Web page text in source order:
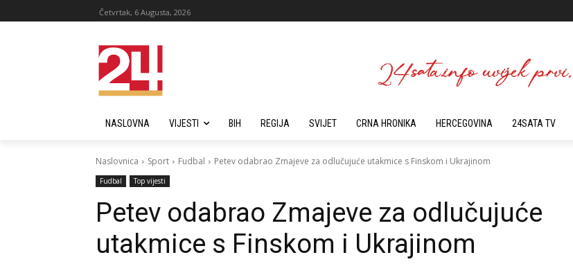
Četvrtak, 6 Augusta, 2026
NASLOVNA VIJESTI BIH REGIJA SVIJET CRNA HRONIKA HERCEGOVINA 24SATA TV
Naslovnica Sport Fudbal Petev odabrao Zmajeve za odlučujuće utakmice s Finskom i Ukrajinom
Fudbal Top vijesti
Petev odabrao Zmajeve za odlučujuće
utakmice s Finskom i Ukrajinom